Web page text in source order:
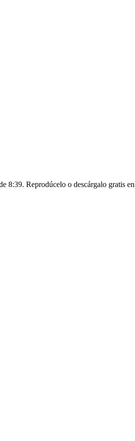
8:39. Reprodúcelo o descárgalo gratis